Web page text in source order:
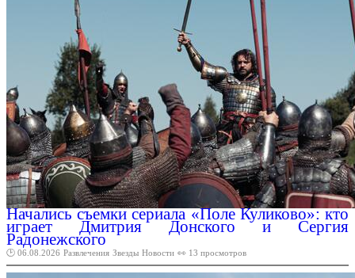
Начались съемки сериала «Поле Куликово»: кто
играет Дмитрия Донского и Сергия
Радонежского
🕑 06.08.2026 Развлечения Звезды Новости 👀 13 просмотров